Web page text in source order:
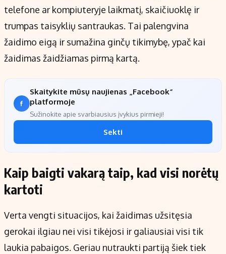
telefone ar kompiuteryje laikmatį, skaičiuoklę ir
trumpas taisyklių santraukas. Tai palengvina
žaidimo eigą ir sumažina ginčų tikimybę, ypač kai
žaidimas žaidžiamas pirmą kartą.
Skaitykite mūsų naujienas „Facebook“
platformoje
Sužinokite apie svarbiausius įvykius pirmieji!
Sekti
Kaip baigti vakarą taip, kad visi norėtų
kartoti
Verta vengti situacijos, kai žaidimas užsitęsia
gerokai ilgiau nei visi tikėjosi ir galiausiai visi tik
laukia pabaigos. Geriau nutraukti partiją šiek tiek